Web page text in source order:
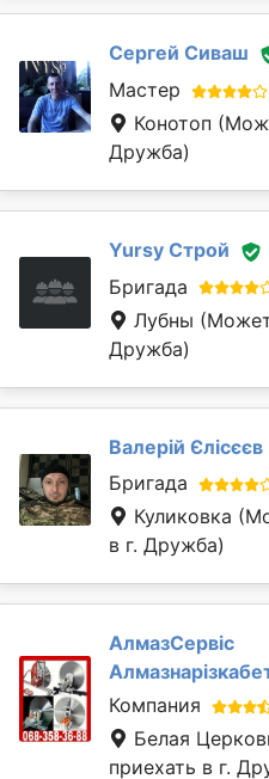
Сергей Сиваш
Мастер
Конотоп
Дружба)
Yursy Строй
Бригада
Лубны
Дружба)
Валерій Єлісєєв
Бригада
Куликовка
в г. Дружба)
АлмазСервіс
Компания
Белая
приехать в г.